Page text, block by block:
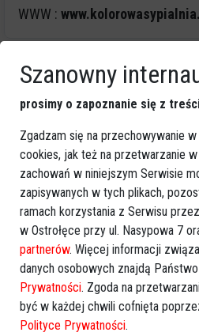
WWW :
Informacje dodatkowe :
Data dodania :
08:34, 26-07-
Wyświetleń :
571
Podobne ogłoszenia
Szanowny
prosimy o zapoznanie się z
Zgadzam się na przechowywanie
cookies, jak też na przetwarzanie
zachowań w niniejszym Serwisie
zapisywanych w tych plikach,
ramach korzystania z Serwisu
w Ostrołęce przy ul. Nasypowa 7
partnerów. Więcej informacji
danych osobowych znajdą
Prywatności. Zgoda na
być w każdej chwili cofnięta
Polityce Prywatności.